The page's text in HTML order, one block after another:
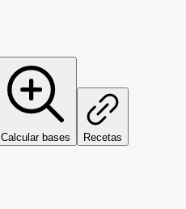
Calcular bases Recetas